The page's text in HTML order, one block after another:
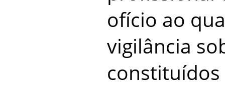
ofício ao
vigilância
constituídos